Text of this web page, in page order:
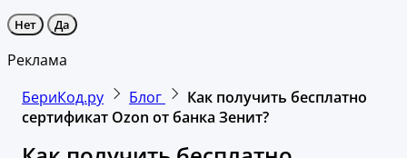
Нет Да
Реклама
БериКод.ру
Блог
Как получить бесплатно
сертификат Ozon от банка Зенит?